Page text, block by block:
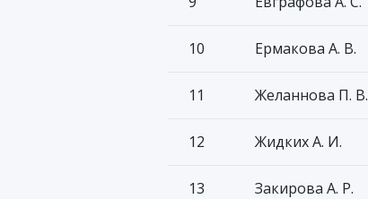
10 Ермакова А. В.
11 Желаннова П. В.
12 Жидких А. И.
13 Закирова А. Р.